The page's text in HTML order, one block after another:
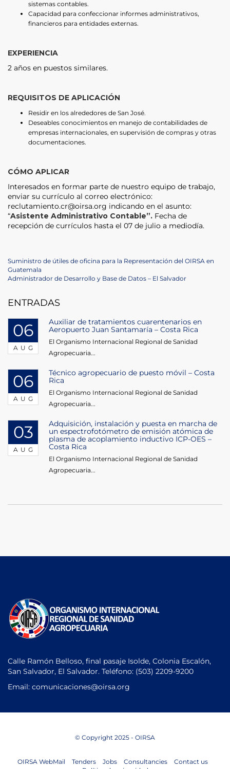
sistemas contables.
Capacidad para confeccionar informes administrativos,
financieros para entidades externas.
EXPERIENCIA
2 años en puestos similares.
REQUISITOS DE APLICACIÓN
Residir en los alrededores de San José.
Deseables conocimientos en manejo de contabilidades de
empresas internacionales, en supervisión de compras y otras
documentaciones.
CÓMO APLICAR
Interesados en formar parte de nuestro equipo de trabajo,
enviar su currículo al correo electrónico:
reclutamiento.cr@oirsa.org indicando en el asunto:
“Asistente Administrativo Contable”. Fecha de
recepción de currículos hasta el 07 de julio a mediodía.
Post
navigation
Previous
Post
Suministro de útiles de oficina para la Representación del OIRSA en
Guatemala
Next
Administrador de Desarrollo y Base de Datos – El Salvador
ENTRADAS
06
AUG
Auxiliar de tratamientos cuarentenarios en
Aeropuerto Juan Santamaría – Costa Rica
El Organismo Internacional Regional de Sanidad
Agropecuaria...
06
AUG
Técnico agropecuario de puesto móvil – Costa
Rica
El Organismo Internacional Regional de Sanidad
Agropecuaria...
03
AUG
Adquisición, instalación y puesta en marcha de
un espectrofotómetro de emisión atómica de
plasma de acoplamiento inductivo ICP-OES –
Costa Rica
El Organismo Internacional Regional de Sanidad
Agropecuaria...
Calle Ramón Belloso, final pasaje Isolde, Colonia Escalón,
San Salvador, El Salvador. Teléfono: (503) 2209-9200
Email: comunicaciones@oirsa.org
© Copyright 2025 - OIRSA
OIRSA WebMail Tenders Jobs Consultancies
Contact us